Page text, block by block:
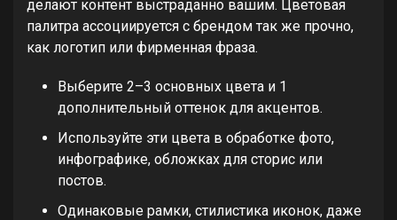
делают контент выстраданно вашим. Цветовая
палитра ассоциируется с брендом так же прочно,
как логотип или фирменная фраза.
Выберите 2–3 основных цвета и 1
дополнительный оттенок для акцентов.
Используйте эти цвета в обработке фото,
инфографике, обложках для сторис или
постов.
Одинаковые рамки, стилистика иконок, даже